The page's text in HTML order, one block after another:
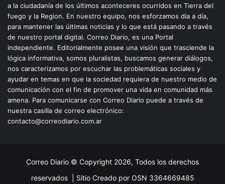
a la ciudadanía de los últimos aconteceres ocurridos en Tierra del
fuego y la Region. En nuestro equipo, nos esforzamos día a día,
para mantener las últimas noticias y lo que está pasando a través
de nuestro portal digital. Correo Diario, es una Portal
independiente. Editorialmente posee una visión que trasciende la
lógica informativa, somos pluralistas, buscamos generar diálogos,
nos caracterizamos por escuchar las problemáticas sociales y
ayudar en temas en que la sociedad requiera de nuestro medio de
comunicación con el fin de promover una vida en comunidad más
amena. Para comunicarse con Correo Diario puede a través de
nuestra casilla de correo electrónico:
contacto@correodiario.com.ar
Correo Diario © Copyright 2026, Todos los derechos
reservados | Sitio Creado por OSN 3364669485